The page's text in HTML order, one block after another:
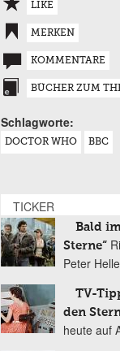
LIKE
MERKEN
KOMMENTARE
BÜCHER ZUM
Schlagworte:
DOCTOR WHO BBC
TICKER
Bald
Sterne“
Peter
TV-
den
heute auf